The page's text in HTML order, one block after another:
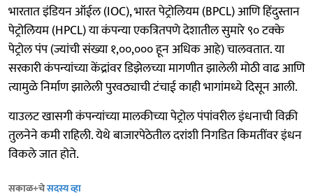
भारतात इंडियन ऑईल (IOC), भारत पेट्रोलियम (BPCL) आणि हिंदुस्तान
पेट्रोलियम (HPCL) या कंपन्या एकत्रितपणे देशातील सुमारे ९० टक्के
पेट्रोल पंप (ज्यांची संख्या १,००,००० हून अधिक आहे) चालवतात. या
सरकारी कंपन्यांच्या केंद्रांवर डिझेलच्या मागणीत झालेली मोठी वाढ आणि
त्यामुळे निर्माण झालेली पुरवठ्याची टंचाई काही भागांमध्ये दिसून आली.
याउलट खासगी कंपन्यांच्या मालकीच्या पेट्रोल पंपांवरील इंधनाची विक्री
तुलनेने कमी राहिली. येथे बाजारपेठेतील दरांशी निगडित किमतींवर इंधन
विकले जात होते.
सकाळ+चेसदस्य व्हा